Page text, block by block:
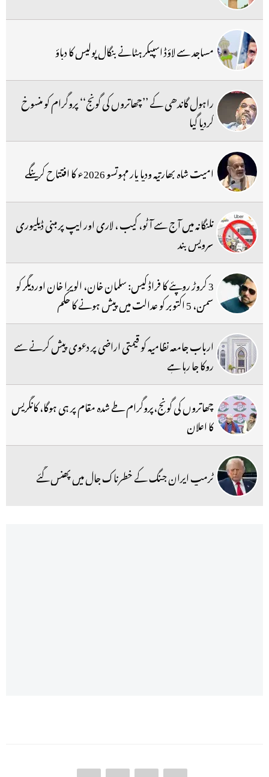
مساجد سے لاؤڈ اسپیکر ہٹانے بنگال پولیس کا دباؤ
راہول گاندھی کے ’’چھاتروں کی گونج‘‘ پروگرام کو منسوخ
کردیا گیا
امیت شاہ بھارتیہ ودیا پار مہوتسو 2026ء کا افتتاح کرینگے
تلنگانہ میں آج سے آٹو، کیب ، لاری اور ایپ پر مبنی ڈیلیوری
سرویس بند
3 کروڑ روپئے کا فراڈ کیس: سلمان خان، الویرا خان اوردیگر کو
سمن، 5 اکتوبر کو عدالت میں پیش ہونے کا حکم
ارباب جامعہ نظامیہ کو قیمتی اراضی پر دعوی پیش کرنے سے
روکا جا رہا ہے
چھاتروں کی گونج،پروگرام طے شدہ مقام پر ہی ہوگا، کانگریس
کا اعلان
ٹرمپ ایران جنگ کے خطرناک جال میں پھنس گئے